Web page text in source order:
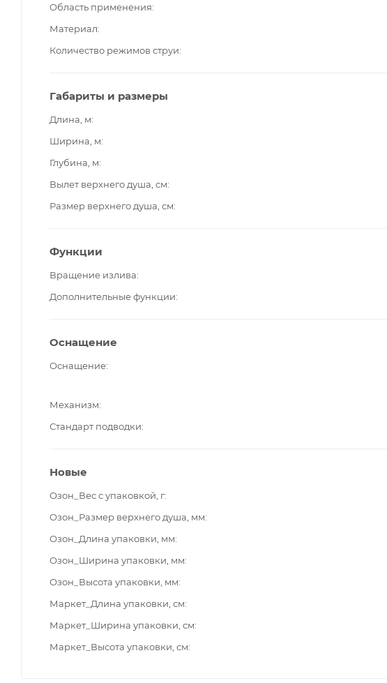
Область применения
Материал
Количество режимов струи
Габариты и размеры
Длина, м
Ширина, м
Глубина, м
Вылет верхнего душа, см
Размер верхнего душа, см
Функции
Вращение излива
Дополнительные функции
Оснащение
Оснащение
Механизм
Стандарт подводки
Новые
Озон_Вес с упаковкой, г
Озон_Размер верхнего душа, мм
Озон_Длина упаковки, мм
Озон_Ширина упаковки, мм
Озон_Высота упаковки, мм
Маркет_Длина упаковки, см
Маркет_Ширина упаковки, см
Маркет_Высота упаковки, см